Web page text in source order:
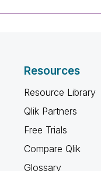
Resources
Resource Library
Qlik Partners
Free Trials
Compare Qlik
Glossary